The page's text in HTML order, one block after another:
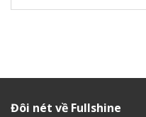
Đôi nét về Fullshine